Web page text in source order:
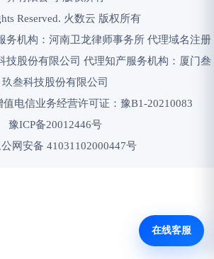
在线客服
Reserved. 火数云 版权所有
务机构：河南卫龙律师事务所 代理域名注册
技股份有限公司 代理知产服务机构：厦门叁
玖叁科技股份有限公司
电信业务经营许可证：豫B1-20210083
豫ICP备20012446号
网安备 41031102000447号